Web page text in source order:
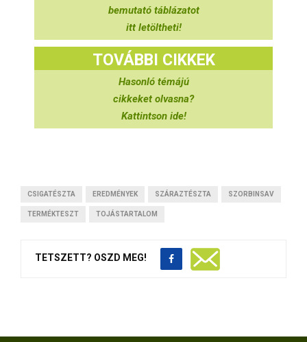
bemutató táblázatot
itt letöltheti!
TOVÁBBI CIKKEK
Hasonló témájú
cikkeket olvasna?
Kattintson ide!
CSIGATÉSZTA EREDMÉNYEK SZÁRAZTÉSZTA SZORBINSAV
TERMÉKTESZT TOJÁSTARTALOM
TETSZETT? OSZD MEG!